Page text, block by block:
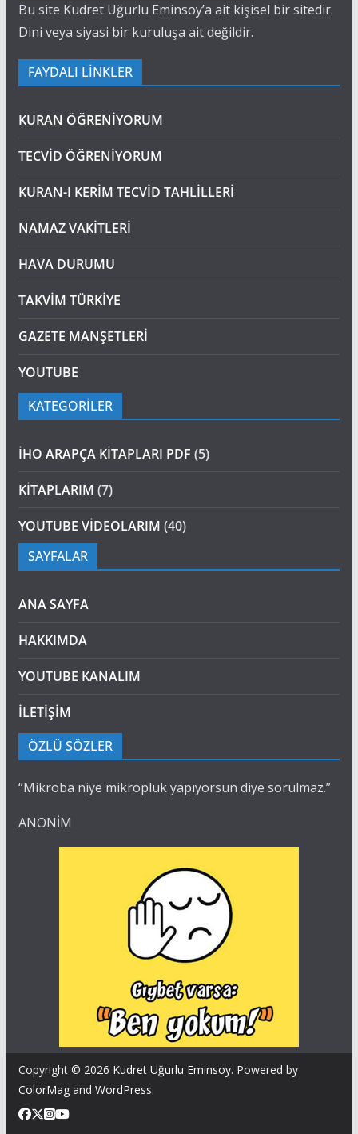
Bu site Kudret Uğurlu Eminsoy’a ait kişisel bir sitedir.
Dini veya siyasi bir kuruluşa ait değildir.
FAYDALI LİNKLER
KURAN ÖĞRENİYORUM
TECVİD ÖĞRENİYORUM
KURAN-I KERİM TECVİD TAHLİLLERİ
NAMAZ VAKİTLERİ
HAVA DURUMU
TAKVİM TÜRKİYE
GAZETE MANŞETLERİ
YOUTUBE
KATEGORİLER
İHO ARAPÇA KİTAPLARI PDF (5)
KİTAPLARIM (7)
YOUTUBE VİDEOLARIM (40)
SAYFALAR
ANA SAYFA
HAKKIMDA
YOUTUBE KANALIM
İLETİŞİM
ÖZLÜ SÖZLER
“Mikroba niye mikropluk yapıyorsun diye sorulmaz.”
ANONİM
Copyright © 2026 Kudret Uğurlu Eminsoy. Powered by
ColorMagand WordPress.